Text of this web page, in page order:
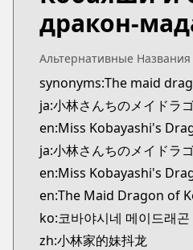
дракон-
Альтернативные Названия
synonyms:The maid
ja:小林さんちのメイドラ
en:Miss Kobayashi's
ja:小林さんちのメイドラ
en:Miss Kobayashi's
en:The Maid Dragon of
ko:코바야시네 메이드래곤
zh:小林家的妹抖龙